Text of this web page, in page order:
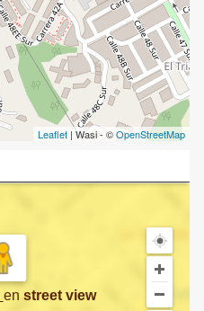
Leaflet | Wasi - ©OpenStreetMap
en street view